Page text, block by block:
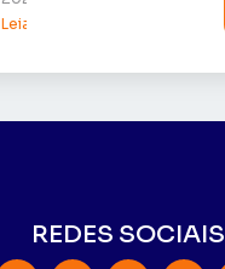
Leia mais »
REDES SOCIAIS